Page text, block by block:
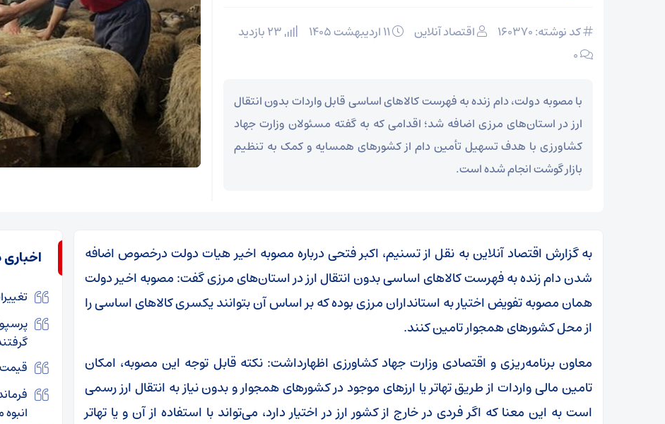
کد نوشته: 160370 اقتصاد آنلاین
۰
با مصوبه دولت، دام زنده به فهرست کالا‌های اساسی قابل واردات بدون انتقال
ارز در استان‌های مرزی اضافه شد؛ اقدامی که به گفته مسئولان وزارت جهاد
کشاورزی با هدف تسهیل تأمین دام از کشور‌های همسایه و کمک به تنظیم
بازار گوشت انجام شده است.
به گزارش اقتصاد آنلاین به نقل از تسنیم، اکبر فتحی درباره مصوبه اخیر هیات دولت درخصوص اضافه
شدن دام زنده به فهرست کالا‌های اساسی بدون انتقال ارز در استان‌های مرزی گفت: مصوبه اخیر دولت
همان مصوبه تفویض اختیار به استانداران مرزی بوده که بر اساس آن بتوانند یکسری کالا‌های اساسی را
از محل کشور‌های همجوار تامین کنند.
معاون برنامه‌ریزی و اقتصادی وزارت جهاد کشاورزی اظهارداشت: نکته قابل توجه این مصوبه، امکان
تامین مالی واردات از طریق تهاتر یا ارز‌های موجود در کشور‌های همجوار و بدون نیاز به انتقال ارز رسمی
است به این معنا که اگر فردی در خارج از کشور ارز در اختیار دارد، می‌تواند با استفاده از آن و یا تهاتر
تغییرات قیمت ۱۰
قیمت